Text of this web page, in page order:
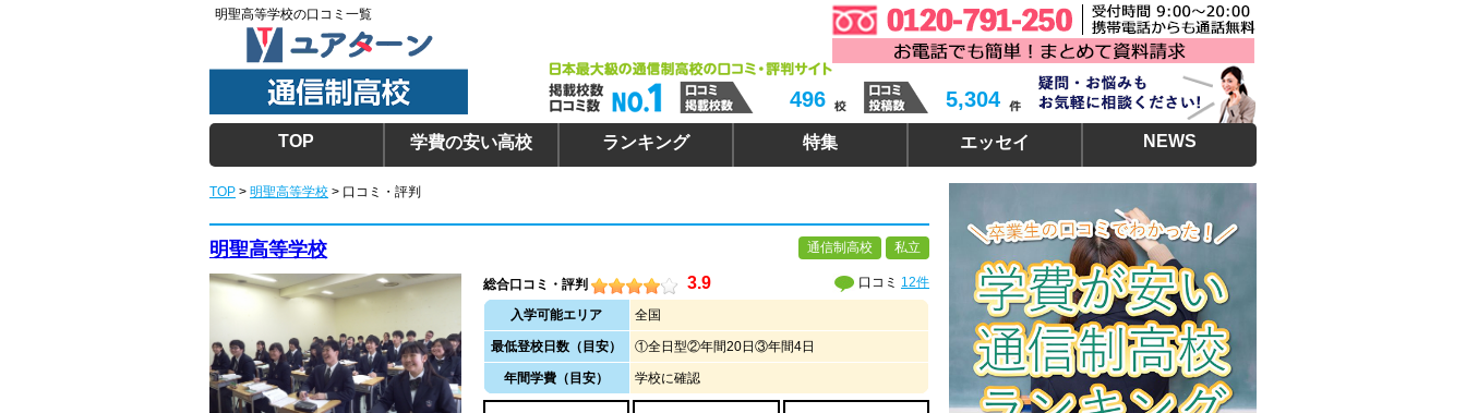
明聖高等学校の口コミ一覧
5,304
496
TOP 学費の安い高校 ランキング 特集 エッセイ NEWS
TOP > 明聖高等学校 > 口コミ・評判
明聖高等学校 通信制高校 私立
総合口コミ・評判 3.9 口コミ 12件
入学可能エリア 全国
最低登校日数（目安） ①全日型②年間20日③年間4日
年間学費（目安） 学校に確認